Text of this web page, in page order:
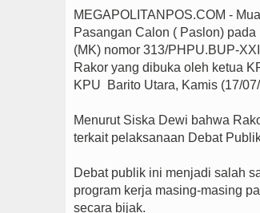
MEGAPOLITANPOS.COM -
Pasangan Calon ( Paslon)
(MK) nomor 313/PHPU.BUP-
Rakor yang dibuka oleh ketua
KPU Barito Utara, Kamis (17/
Menurut Siska Dewi bahwa
terkait pelaksanaan Debat
Debat publik ini menjadi salah
program kerja masing-masing
secara bijak.